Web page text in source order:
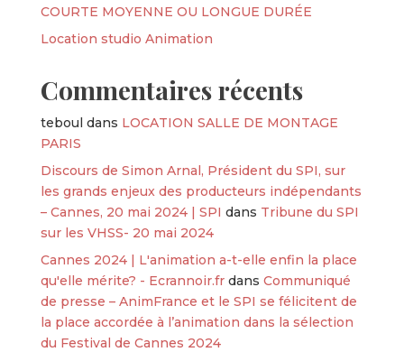
COURTE MOYENNE OU LONGUE DURÉE
Location studio Animation
Commentaires récents
teboul dans LOCATION SALLE DE MONTAGE
PARIS
Discours de Simon Arnal, Président du SPI, sur
les grands enjeux des producteurs indépendants
– Cannes, 20 mai 2024 | SPI dans Tribune du SPI
sur les VHSS- 20 mai 2024
Cannes 2024 | L'animation a-t-elle enfin la place
qu'elle mérite? - Ecrannoir.frdans Communiqué
de presse – AnimFrance et le SPI se félicitent de
la place accordée à l’animation dans la sélection
du Festival de Cannes 2024